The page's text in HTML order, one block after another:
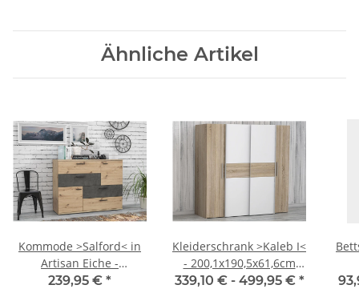
Ähnliche Artikel
Kommode >Salford< in
Artisan Eiche -
124,9x95,9x41,3cm
239,95 € *
Kleiderschrank >Kaleb I<
- 200,1x190,5x61,6cm
(BxHxT)
339,10 € - 499,95 € *